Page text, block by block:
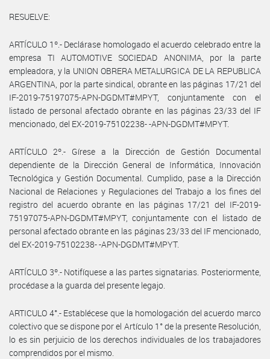
RESUELVE:
ARTÍCULO 1º.- Declárase homologado el acuerdo celebrado entre la
empresa TI AUTOMOTIVE SOCIEDAD ANONIMA, por la parte
empleadora, y la UNION OBRERA METALURGICA DE LA REPUBLICA
ARGENTINA, por la parte sindical, obrante en las páginas 17/21 del
IF-2019-75197075-APN-DGDMT#MPYT, conjuntamente con el
listado de personal afectado obrante en las páginas 23/33 del IF
mencionado, del EX-2019-75102238- -APN-DGDMT#MPYT.
ARTÍCULO 2º.- Gírese a la Dirección de Gestión Documental
dependiente de la Dirección General de Informática, Innovación
Tecnológica y Gestión Documental. Cumplido, pase a la Dirección
Nacional de Relaciones y Regulaciones del Trabajo a los fines del
registro del acuerdo obrante en las páginas 17/21 del IF-2019-
75197075-APN-DGDMT#MPYT, conjuntamente con el listado de
personal afectado obrante en las páginas 23/33 del IF mencionado,
del EX-2019-75102238- -APN-DGDMT#MPYT.
ARTÍCULO 3º.- Notifíquese a las partes signatarias. Posteriormente,
procédase a la guarda del presente legajo.
ARTICULO 4°.- Establécese que la homologación del acuerdo marco
colectivo que se dispone por el Artículo 1° de la presente Resolución,
lo es sin perjuicio de los derechos individuales de los trabajadores
comprendidos por el mismo.